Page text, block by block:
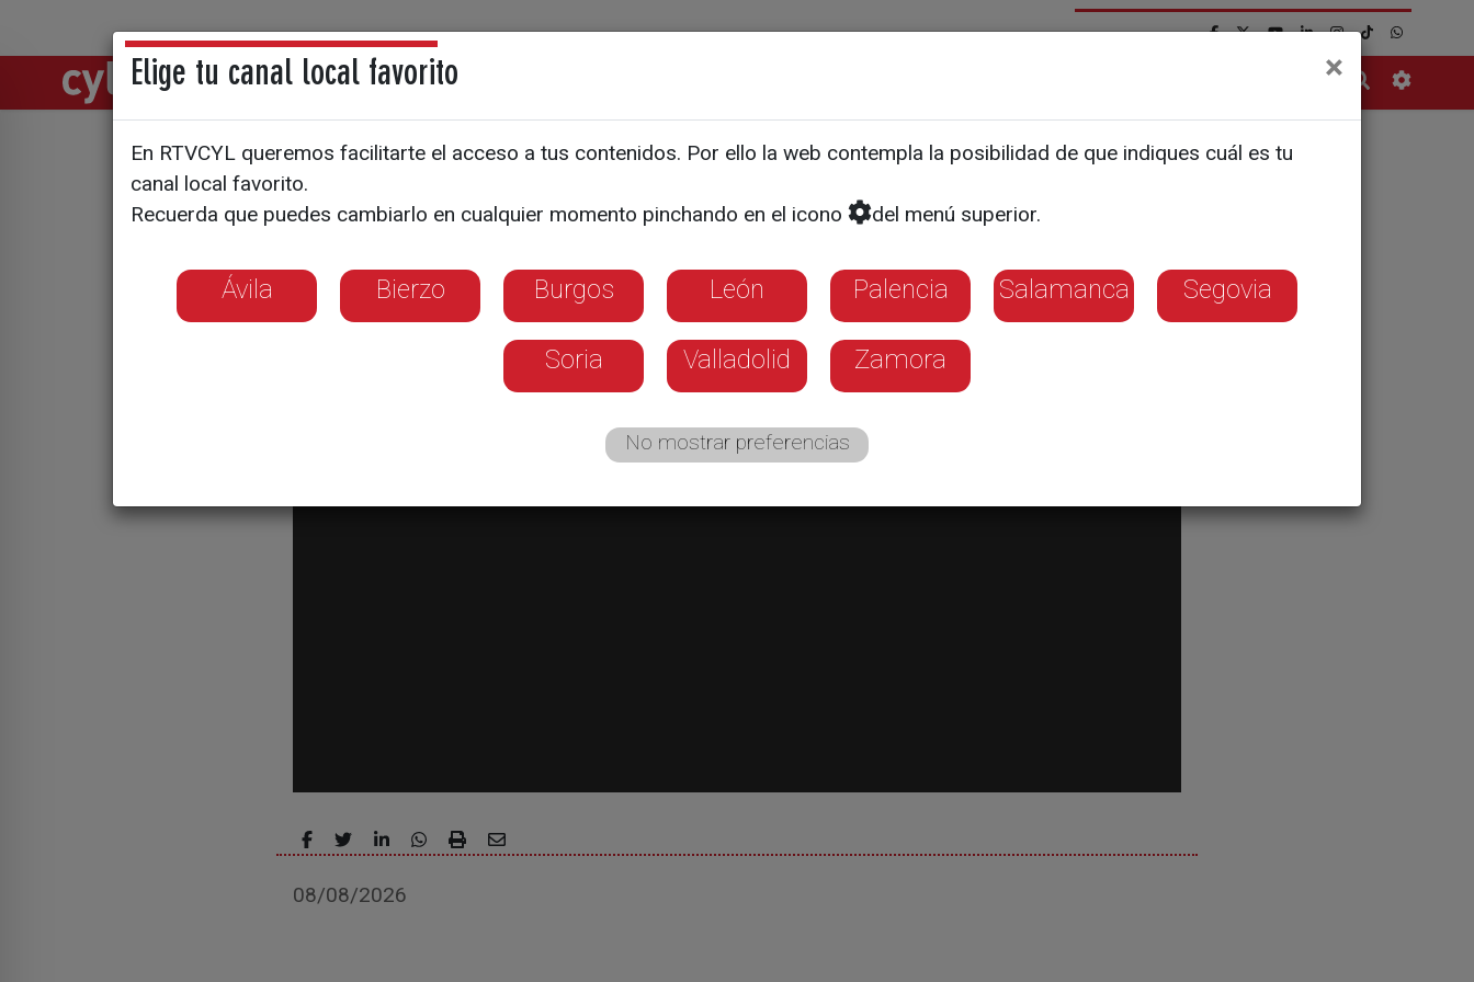
Directos Noticias
Estudiantes de Enfermería se ponen a prueba
en un simulacro de explosión
08/08/2026
Elige tu canal local favorito ×
En RTVCYL queremos facilitarte el acceso a tus contenidos. Por ello la web contempla la posibilidad de que indiques cuál es tu
canal local favorito.
Recuerda que puedes cambiarlo en cualquier momento pinchando en el icono
del menú superior.
Ávila Bierzo Burgos León Palencia Salamanca Segovia
Soria Valladolid Zamora
No mostrar preferencias